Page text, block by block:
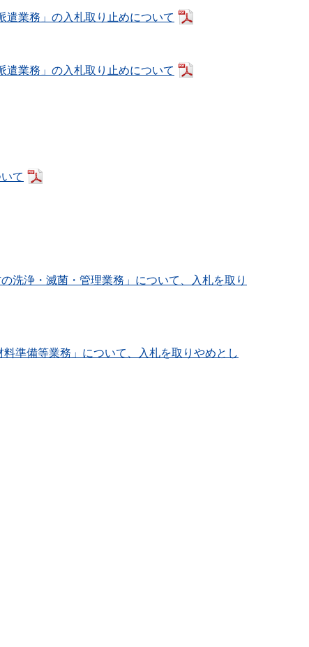
遣業務」の入札取り止めについて
遣業務」の入札取り止めについて
て
洗浄・滅菌・管理業務」について、入札を取り
準備等業務」について、入札を取りやめとし